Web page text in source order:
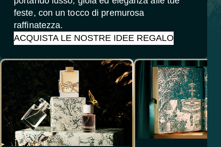
feste, con un tocco di premurosa
raffinatezza.
ACQUISTA LE NOSTRE IDEE REGALO